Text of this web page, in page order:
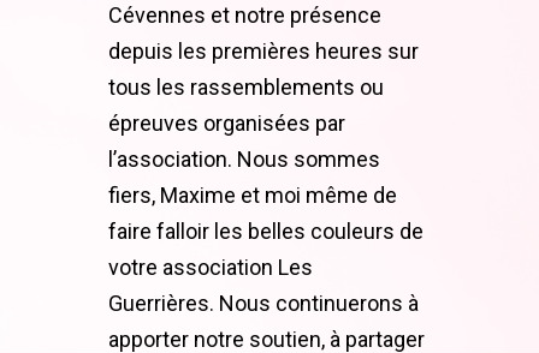
Cévennes et notre présence
depuis les premières heures sur
tous les rassemblements ou
épreuves organisées par
l’association. Nous sommes
fiers, Maxime et moi même de
faire falloir les belles couleurs de
votre association Les
Guerrières. Nous continuerons à
apporter notre soutien, à partager